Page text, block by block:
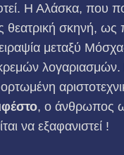
Η Αλάσκα, που
θεατρική σκηνή,
μεταξύ
, ο άνθρωπος
να εξαφανιστεί !